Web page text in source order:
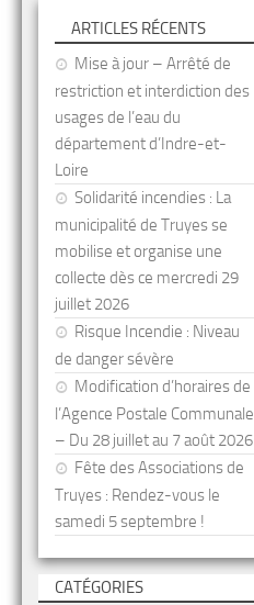
ARTICLES RÉCENTS
Mise à jour – Arrêté de
restriction et interdiction des
usages de l’eau du
département d’Indre-et-
Loire
Solidarité incendies : La
municipalité de Truyes se
mobilise et organise une
collecte dès ce mercredi 29
juillet 2026
Risque Incendie : Niveau
de danger sévère
Modification d’horaires de
l’Agence Postale Communale
– Du 28 juillet au 7 août 2026
Fête des Associations de
Truyes : Rendez-vous le
samedi 5 septembre !
CATÉGORIES